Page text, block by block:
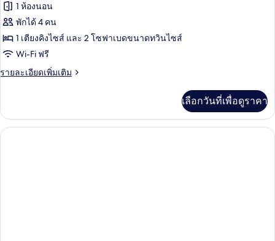
1 ห้องนอน
พักได้ 4 คน
1 เตียงคิงไซส์ และ 2 โซฟาเบดขนาดทวินไซส์
Wi-Fi ฟรี
รายละเอียดเพิ่มเติม
ราย
เกี่ยว
กับ
ห้อง
เลือกวันที่เพื่อดูราคา